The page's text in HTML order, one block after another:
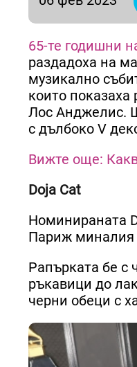
65-те годишни
раздадоха на
музикално
които показаха
Лос Анджелис.
с дълбоко V
Вижте още:
Doja Cat
Номинираната
Париж миналия
Рапърката бе с
ръкавици до
черни обеци с